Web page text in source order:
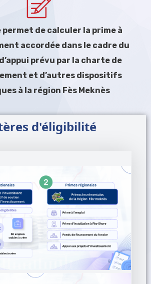
permet de calculer la prime à
accordée dans le cadre du
prévu par la charte de
et d’autres dispositifs
à la région Fès Meknès